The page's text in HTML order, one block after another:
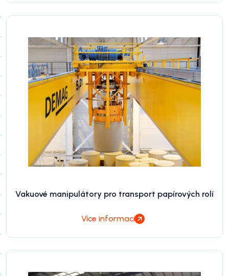
Vakuové manipulátory pro transport papírových rolí
Více informací